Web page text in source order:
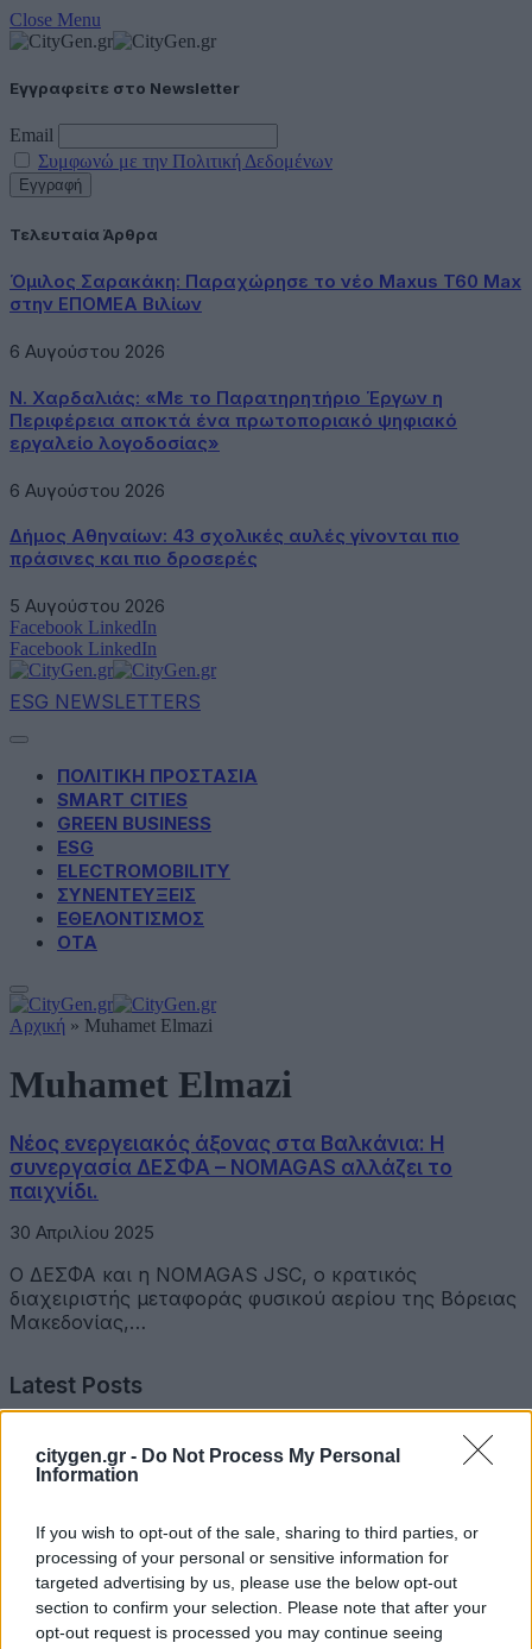
citygen.gr - Do Not Process My Personal
Information
If you wish to opt-out of the sale, sharing to third parties, or
processing of your personal or sensitive information for
targeted advertising by us, please use the below opt-out
section to confirm your selection. Please note that after your
opt-out request is processed you may continue seeing
Close Menu
Εγγραφείτε στο Newsletter
Email
Συμφωνώ με την Πολιτική Δεδομένων
Τελευταία Άρθρα
Όμιλος Σαρακάκη: Παραχώρησε το νέο Maxus T60 Max
στην ΕΠΟΜΕΑ Βιλίων
6 Αυγούστου 2026
Ν. Χαρδαλιάς: «Με το Παρατηρητήριο Έργων η
Περιφέρεια αποκτά ένα πρωτοποριακό ψηφιακό
εργαλείο λογοδοσίας»
6 Αυγούστου 2026
Δήμος Αθηναίων: 43 σχολικές αυλές γίνονται πιο
πράσινες και πιο δροσερές
5 Αυγούστου 2026
Facebook LinkedIn
Facebook LinkedIn
ESG NEWSLETTERS
ΠΟΛΙΤΙΚΗ ΠΡΟΣΤΑΣΙΑ
SMART CITIES
GREEN BUSINESS
ESG
ELECTROMOBILITY
ΣΥΝΕΝΤΕΥΞΕΙΣ
ΕΘΕΛΟΝΤΙΣΜΟΣ
ΟΤΑ
Αρχική » Muhamet Elmazi
Muhamet Elmazi
Νέος ενεργειακός άξονας στα Βαλκάνια: Η
συνεργασία ΔΕΣΦΑ – NOMAGAS αλλάζει το
παιχνίδι.
30 Απριλίου 2025
Ο ΔΕΣΦΑ και η NOMAGAS JSC, ο κρατικός
διαχειριστής μεταφοράς φυσικού αερίου της Βόρειας
Μακεδονίας,…
Latest Posts
Όμιλος Σαρακάκη: Παραχώρησε το νέο Maxus T60 Max
στην ΕΠΟΜΕΑ Βιλίων
Ν. Χαρδαλιάς: «Με το Παρατηρητήριο Έργων η
Περιφέρεια αποκτά ένα πρωτοποριακό ψηφιακό
εργαλείο λογοδοσίας»